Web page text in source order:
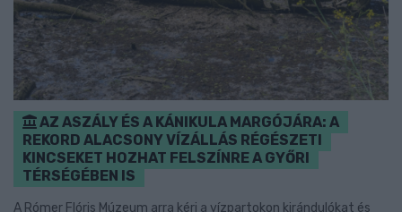
AZ ASZÁLY ÉS A KÁNIKULA MARGÓJÁRA: A
REKORD ALACSONY VÍZÁLLÁS RÉGÉSZETI
KINCSEKET HOZHAT FELSZÍNRE A GYŐRI
TÉRSÉGÉBEN IS
A Rómer Flóris Múzeum arra kéri a vízpartokon kirándulókat és